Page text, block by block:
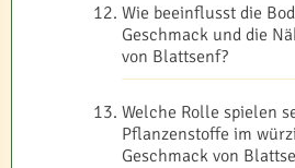
Wie beeinflusst die
Geschmack und die
von Blattsenf?
Welche Rolle spielen
Pflanzenstoffe im
Geschmack von